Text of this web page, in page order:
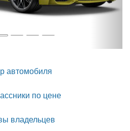
автомобиля
по цене
владельцев